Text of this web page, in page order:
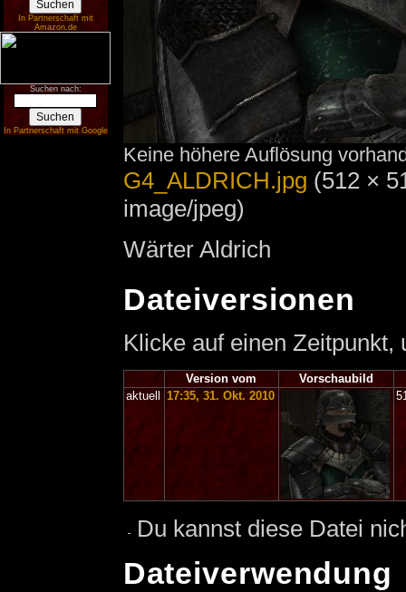
In Partnerschaft mit
Amazon.de
Suchen nach:
In Partnerschaft mit Google
Keine höhere Auflösung
G4_ALDRICH.jpg (512 ×
image/jpeg)
Wärter Aldrich
Dateiversionen
Klicke auf einen
Version vom
Vorschaubild
aktuell
17:35, 31. Okt. 2010
Du kannst diese Datei
Dateiverwendung